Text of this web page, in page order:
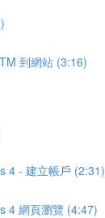
到網站 (3:16)
4 - 建立帳戶 (2:31)
4 網頁瀏覽 (4:47)